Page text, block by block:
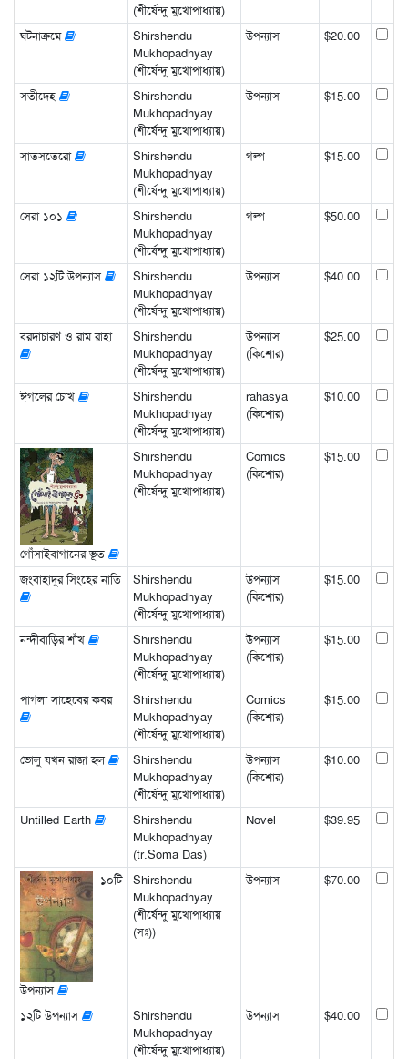
(শীর্ষেন্দু মুখোপাধ্যায়)
ঘটনাক্রমে
Shirshendu
Mukhopadhyay
(শীর্ষেন্দু মুখোপাধ্যায়)
উপন্যাস $20.00
সতীদেহ
Shirshendu
Mukhopadhyay
(শীর্ষেন্দু মুখোপাধ্যায়)
উপন্যাস $15.00
সাতসতেরো
Shirshendu
Mukhopadhyay
(শীর্ষেন্দু মুখোপাধ্যায়)
গল্প $15.00
সেরা ১০১
Shirshendu
Mukhopadhyay
(শীর্ষেন্দু মুখোপাধ্যায়)
গল্প $50.00
সেরা ১২টি উপন্যাস
Shirshendu
Mukhopadhyay
(শীর্ষেন্দু মুখোপাধ্যায়)
উপন্যাস $40.00
বরদাচারণ ও রাম রাহা
Shirshendu
Mukhopadhyay
(শীর্ষেন্দু মুখোপাধ্যায়)
উপন্যাস
(কিশোর)
$25.00
ঈগলের চোখ
Shirshendu
Mukhopadhyay
(শীর্ষেন্দু মুখোপাধ্যায়)
rahasya
(কিশোর)
$10.00
গোঁসাইবাগানের ভূত
Shirshendu
Mukhopadhyay
(শীর্ষেন্দু মুখোপাধ্যায়)
Comics
(কিশোর)
$15.00
জংবাহাদুর সিংহের নাতি
Shirshendu
Mukhopadhyay
(শীর্ষেন্দু মুখোপাধ্যায়)
উপন্যাস
(কিশোর)
$15.00
নন্দীবাড়ির শাঁখ
Shirshendu
Mukhopadhyay
(শীর্ষেন্দু মুখোপাধ্যায়)
উপন্যাস
(কিশোর)
$15.00
পাগলা সাহেবের কবর
Shirshendu
Mukhopadhyay
(শীর্ষেন্দু মুখোপাধ্যায়)
Comics
(কিশোর)
$15.00
ভোলু যখন রাজা হল
Shirshendu
Mukhopadhyay
(শীর্ষেন্দু মুখোপাধ্যায়)
উপন্যাস
(কিশোর)
$10.00
Untilled Earth
Shirshendu
Mukhopadhyay
(tr.Soma Das)
Novel $39.95
১০টি
উপন্যাস
Shirshendu
Mukhopadhyay
(শীর্ষেন্দু মুখোপাধ্যায়
(সঃ))
উপন্যাস $70.00
১২টি উপন্যাস
Shirshendu
Mukhopadhyay
(শীর্ষেন্দু মুখোপাধ্যায়)
উপন্যাস $40.00